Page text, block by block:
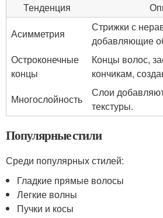
Тенденция
Асимметрия
Стрижки с
добавляющие
Остроконечные
концы
Концы волос,
кончикам,
Многослойность
Слои
текстуры.
Популярные стили
Среди популярных стилей:
Гладкие прямые волосы
Легкие волны
Пучки и косы